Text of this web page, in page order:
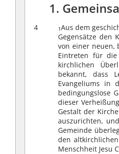
1.
4 1Aus dem
Gegensätze den
von einer neuen,
Eintreten für die
kirchlichen
bekannt, dass
Evangeliums in
bedingungslose
dieser
Gestalt der
auszurichten,
Gemeinde
den
Menschheit Jesu